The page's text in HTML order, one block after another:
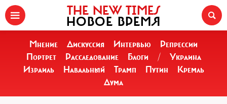
THE NEW TIMES
НОВОЕ ВРЕМЯ
Мнение Дискуссия Интервью
Репрессии
Портрет
Расследование Блоги /
Украина
Израиль
Навальный Трамп Путин
Кремль
Дума